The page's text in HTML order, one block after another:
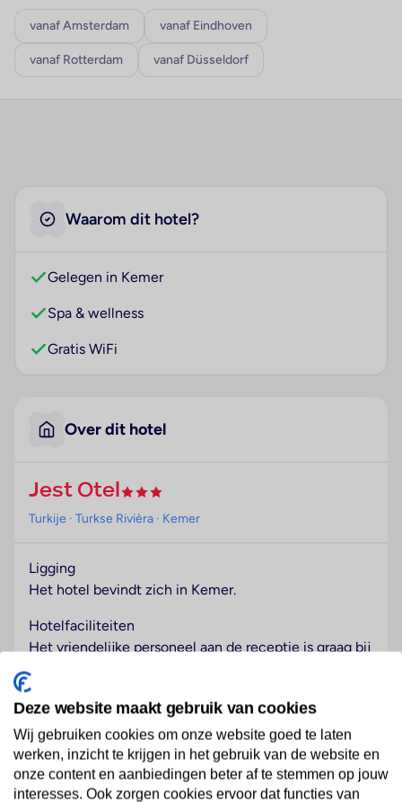
vanaf Amsterdam vanaf Eindhoven
vanaf Rotterdam vanaf Düsseldorf
Waarom dit hotel?
Gelegen in Kemer
Spa & wellness
Gratis WiFi
Over dit hotel
Jest Otel
Turkije · Turkse Rivièra · Kemer
Ligging
Het hotel bevindt zich in Kemer.
Hotelfaciliteiten
Het vriendelijke personeel aan de receptie is graag bij
alle vragen behulpzaam. Het hotel beschikt over een
rookmelder voor een comfortabel en ontspannen
verblijf. In de openbare ruimtes kan gebruik worden
gemaakt van de internettoegang. Wie met de auto
komt, kan hem op het parkeerterrein van het hotel
parkeren.
Lees meer
Deze website maakt gebruik van cookies
Wij gebruiken cookies om onze website goed te laten
werken, inzicht te krijgen in het gebruik van de website en
onze content en aanbiedingen beter af te stemmen op jouw
interesses. Ook zorgen cookies ervoor dat functies van